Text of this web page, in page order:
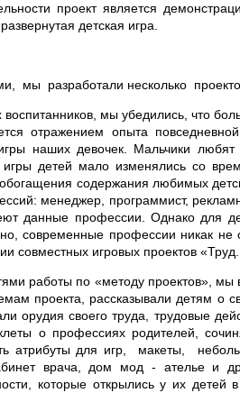
проект является
детская игра.
мы разработали несколько
мы убедились, что
отражением опыта
наших девочек. Мальчики любят
детей мало изменялись со
содержания любимых
менеджер, программист,
данные профессии. Однако для
современные профессии никак не
совместных игровых проектов
работы по «методу проектов», мы
проекта, рассказывали детям о
орудия своего труда, трудовые
о профессиях родителей,
атрибуты для игр, макеты,
врача, дом мод - ателье и
которые открылись у их